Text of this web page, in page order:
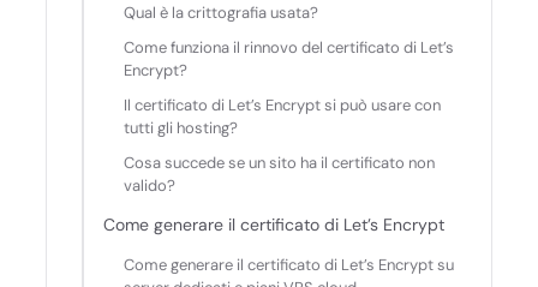
Qual è la crittografia usata?
Come funziona il rinnovo del certificato di Let’s
Encrypt?
Il certificato di Let’s Encrypt si può usare con
tutti gli hosting?
Cosa succede se un sito ha il certificato non
valido?
Come generare il certificato di Let’s Encrypt
Come generare il certificato di Let’s Encrypt su